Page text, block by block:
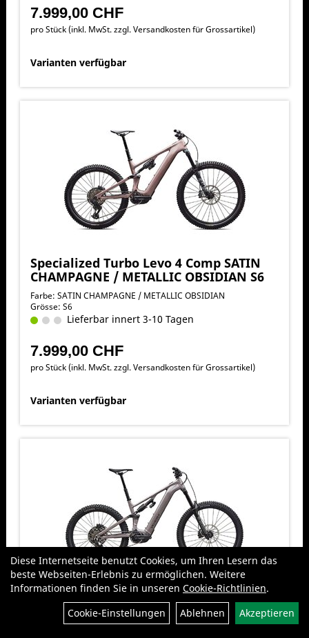
Filter
7.999,00 CHF
pro Stück (inkl. MwSt. zzgl.Versandkosten für Grossartikel)
Varianten verfügbar
Specialized Turbo Levo 4 Comp SATIN
CHAMPAGNE / METALLIC OBSIDIAN S6
Farbe: SATIN CHAMPAGNE / METALLIC OBSIDIAN
Grösse: S6
Lieferbar innert 3-10 Tagen
7.999,00 CHF
pro Stück (inkl. MwSt. zzgl.Versandkosten für Grossartikel)
Varianten verfügbar
Specialized Turbo Levo 4 EVO Comp
Alloy GLOSS DESERT METALLIC /
METALLIC OBSIDIAN S2
Diese Internetseite benutzt Cookies, um Ihren Lesern das
beste Webseiten-Erlebnis zu ermöglichen. Weitere
Informationen finden Sie in unseren Cookie-Richtlinien.
Cookie-Einstellungen
Ablehnen Akzeptieren